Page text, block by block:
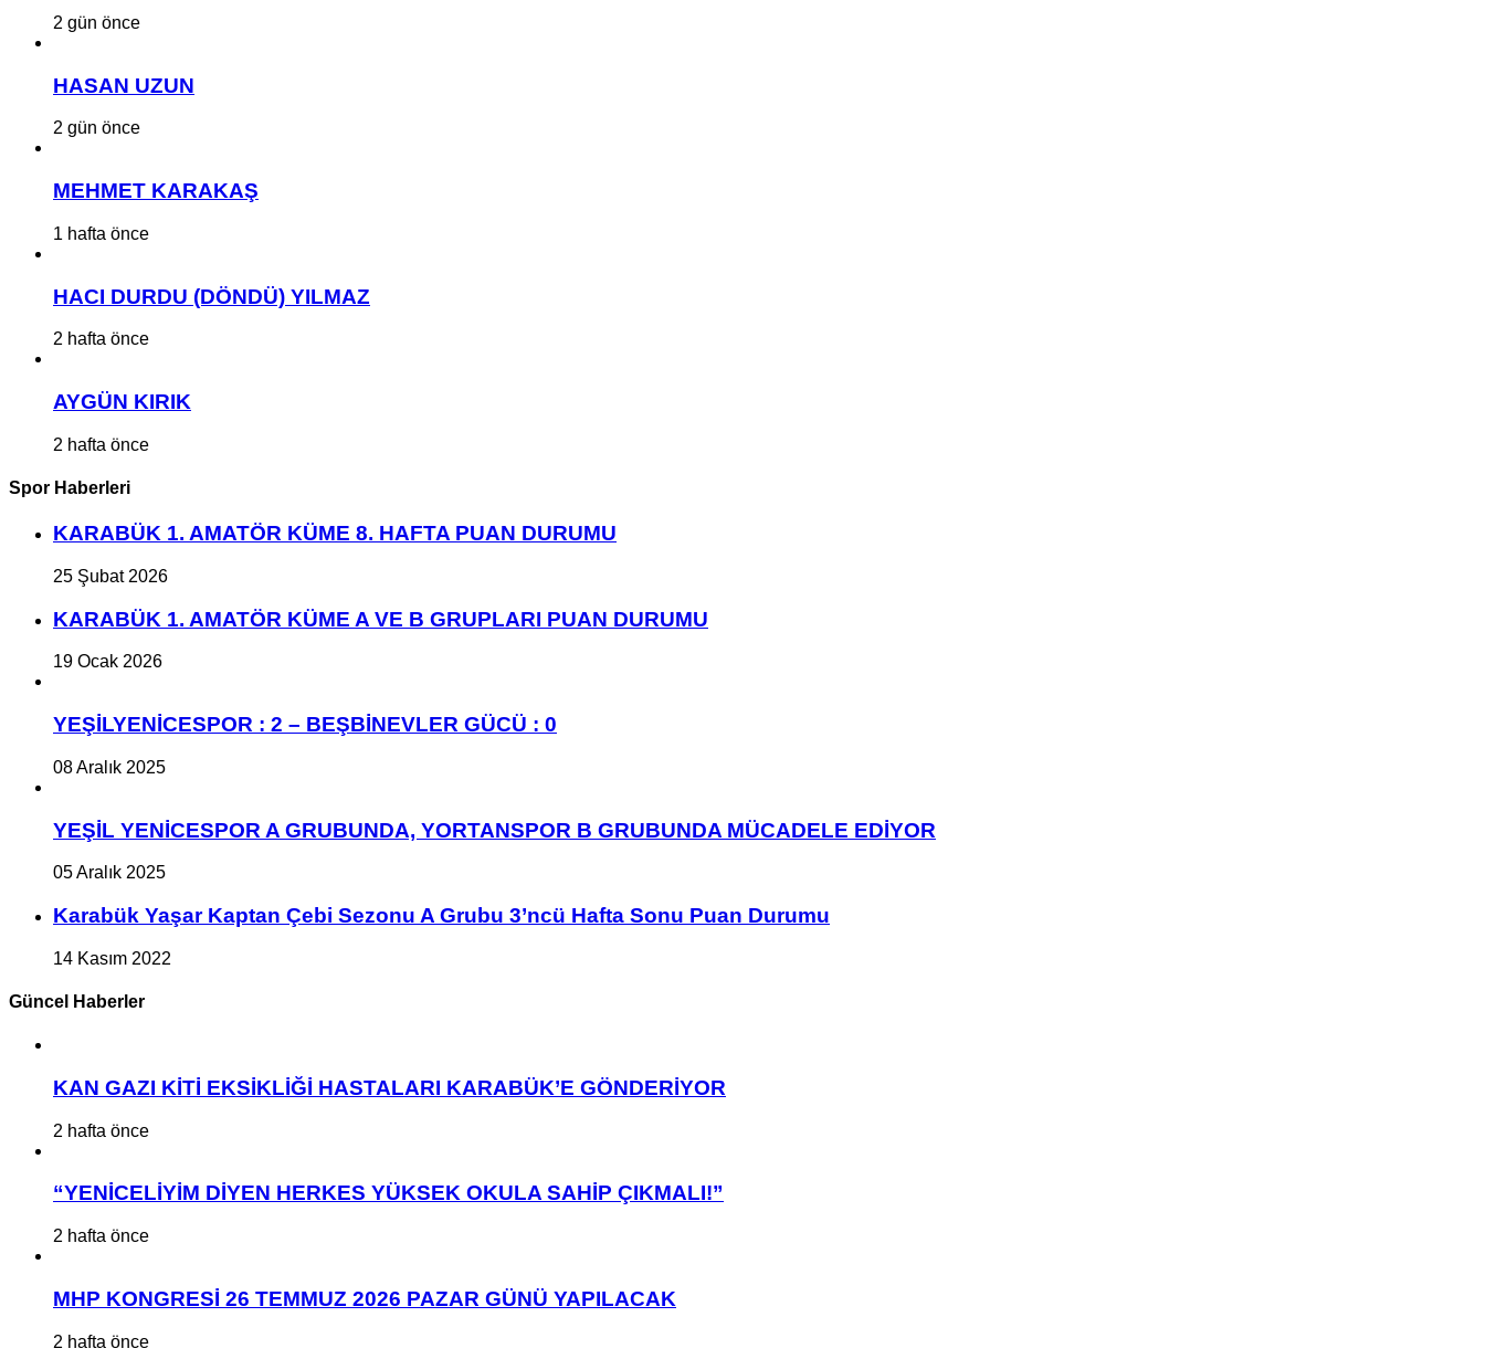
2 gün önce
HASAN UZUN
2 gün önce
MEHMET KARAKAŞ
1 hafta önce
HACI DURDU (DÖNDÜ) YILMAZ
2 hafta önce
AYGÜN KIRIK
2 hafta önce
Spor Haberleri
KARABÜK 1. AMATÖR KÜME 8. HAFTA PUAN DURUMU
25 Şubat 2026
KARABÜK 1. AMATÖR KÜME A VE B GRUPLARI PUAN DURUMU
19 Ocak 2026
YEŞİLYENİCESPOR : 2 – BEŞBİNEVLER GÜCÜ : 0
08 Aralık 2025
YEŞİL YENİCESPOR A GRUBUNDA, YORTANSPOR B GRUBUNDA MÜCADELE EDİYOR
05 Aralık 2025
Karabük Yaşar Kaptan Çebi Sezonu A Grubu 3’ncü Hafta Sonu Puan Durumu
14 Kasım 2022
Güncel Haberler
KAN GAZI KİTİ EKSİKLİĞİ HASTALARI KARABÜK’E GÖNDERİYOR
2 hafta önce
“YENİCELİYİM DİYEN HERKES YÜKSEK OKULA SAHİP ÇIKMALI!”
2 hafta önce
MHP KONGRESİ 26 TEMMUZ 2026 PAZAR GÜNÜ YAPILACAK
2 hafta önce